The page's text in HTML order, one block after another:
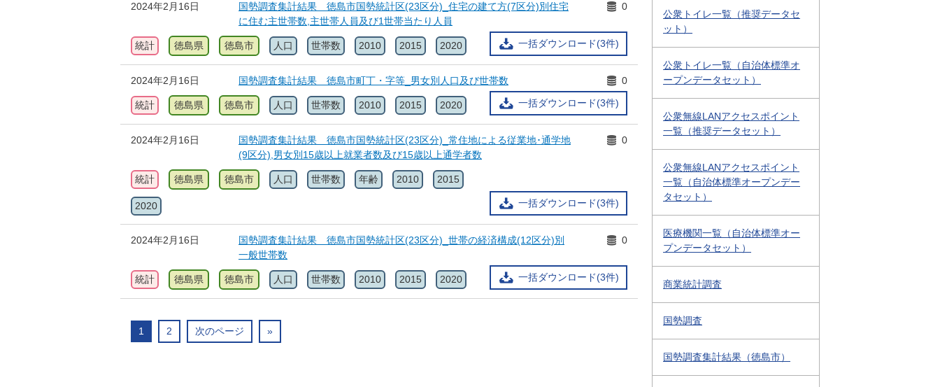
2024年2月16日
国勢調査集計結果 徳島市国勢統計区(23区分)_住宅の建て方(7区分)別住宅
に住む主世帯数,主世帯人員及び1世帯当たり人員
一括ダウンロード(3件)
0
統計 徳島県 徳島市 人口 世帯数 2010 2015 2020
2024年2月16日
国勢調査集計結果 徳島市町丁・字等_男女別人口及び世帯数
一括ダウンロード(3件)
0
統計 徳島県 徳島市 人口 世帯数 2010 2015 2020
2024年2月16日
国勢調査集計結果 徳島市国勢統計区(23区分)_常住地による従業地･通学地
(9区分),男女別15歳以上就業者数及び15歳以上通学者数
一括ダウンロード(3件)
0
統計 徳島県 徳島市 人口 世帯数 年齢 2010 2015
2020
2024年2月16日
国勢調査集計結果 徳島市国勢統計区(23区分)_世帯の経済構成(12区分)別
一般世帯数
一括ダウンロード(3件)
0
統計 徳島県 徳島市 人口 世帯数 2010 2015 2020
1 2 次のページ »
公衆トイレ一覧（推奨データセ
ット）
公衆トイレ一覧（自治体標準オ
ープンデータセット）
公衆無線LANアクセスポイント
一覧（推奨データセット）
公衆無線LANアクセスポイント
一覧（自治体標準オープンデー
タセット）
医療機関一覧（自治体標準オー
プンデータセット）
商業統計調査
国勢調査
国勢調査集計結果（徳島市）